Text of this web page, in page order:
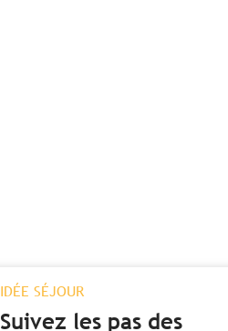
IDÉE SÉJOUR
Suivez les pas des